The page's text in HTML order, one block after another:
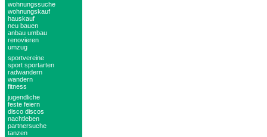
wohnungssuche
wohnungskauf
hauskauf
neu bauen
anbau umbau
renovieren
umzug
sportvereine
sport sportarten
radwandern
wandern
fitness
jugendliche
feste feiern
disco discos
nachtleben
partnersuche
tanzen